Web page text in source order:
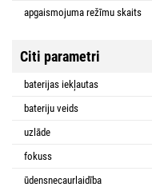
apgaismojuma režīmu skaits
Citi parametri
baterijas iekļautas
bateriju veids
uzlāde
fokuss
ūdensnecaurlaidība